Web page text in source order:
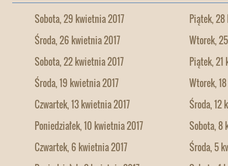
Sobota, 29 kwietnia 2017
Piątek,
Środa, 26 kwietnia 2017
Wtorek,
Sobota, 22 kwietnia 2017
Piątek, 21
Środa, 19 kwietnia 2017
Wtorek,
Czwartek, 13 kwietnia 2017
Środa, 12
Poniedziałek, 10 kwietnia 2017
Sobota, 8
Czwartek, 6 kwietnia 2017
Środa, 5